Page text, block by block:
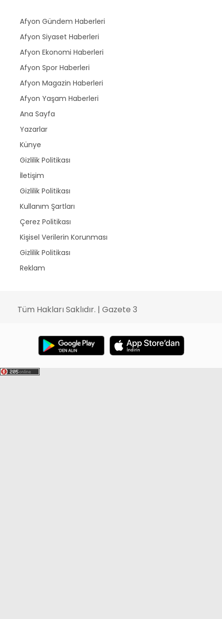
Afyon Gündem Haberleri
Afyon Siyaset Haberleri
Afyon Ekonomi Haberleri
Afyon Spor Haberleri
Afyon Magazin Haberleri
Afyon Yaşam Haberleri
Ana Sayfa
Yazarlar
Künye
Gizlilik Politikası
İletişim
Gizlilik Politikası
Kullanım Şartları
Çerez Politikası
Kişisel Verilerin Korunması
Gizlilik Politikası
Reklam
Tüm Hakları Saklıdır. | Gazete 3